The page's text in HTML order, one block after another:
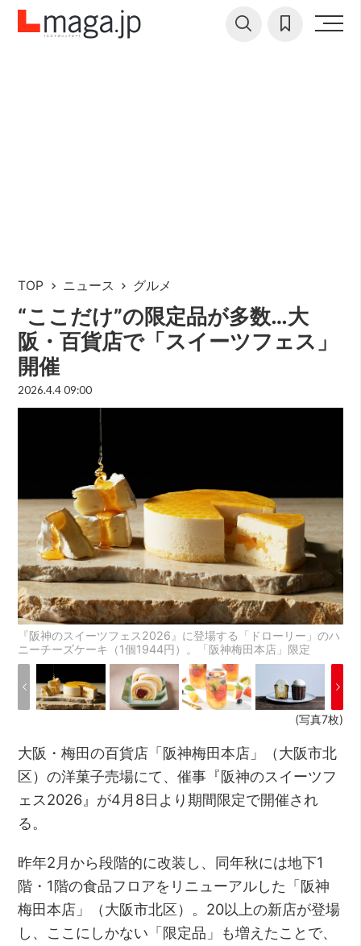
TOP ニュース グルメ
“ここだけ”の限定品が多数…大
阪・百貨店で「スイーツフェス」
開催
2026.4.4 09:00
『阪神のスイーツフェス2026』に登場する「ドローリー」のハ
ニーチーズケーキ（1個1944円）。「阪神梅田本店」限定
(写真7枚)
大阪・梅田の百貨店「阪神梅田本店」（大阪市北
区）の洋菓子売場にて、催事『阪神のスイーツフ
ェス2026』が4月8日より期間限定で開催され
る。
昨年2月から段階的に改装し、同年秋には地下1
階・1階の食品フロアをリニューアルした「阪神
梅田本店」（大阪市北区）。20以上の新店が登場
し、ここにしかない「限定品」も増えたことで、